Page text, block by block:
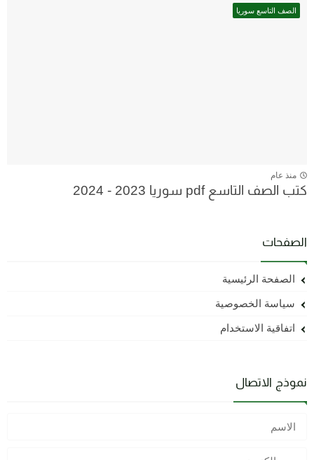
الصف التاسع سوريا
منذ عام
كتب الصف التاسع pdf سوريا 2023 - 2024
الصفحات
الصفحة الرئيسية
سياسة الخصوصية
اتفاقية الاستخدام
نموذج الاتصال